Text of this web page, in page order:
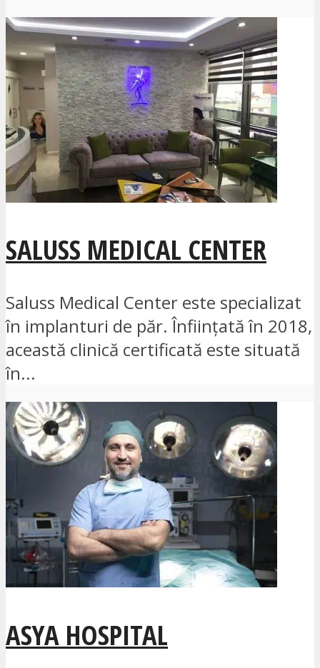
SALUSS MEDICAL CENTER
Saluss Medical Center este specializat
în implanturi de păr. Înființată în 2018,
această clinică certificată este situată
în...
ASYA HOSPITAL